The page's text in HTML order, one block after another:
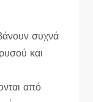
συχνά
και
από